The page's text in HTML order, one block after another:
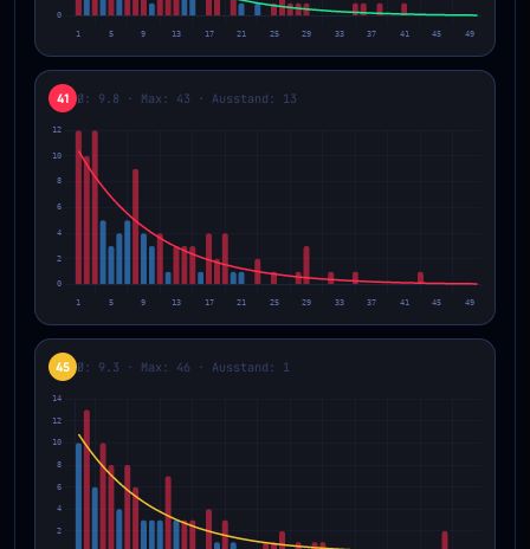
41 Ø: 9.8 · Max: 43 · Ausstand: 13
45 Ø: 9.3 · Max: 46 · Ausstand: 1